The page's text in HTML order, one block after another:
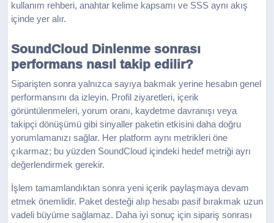
kullanım rehberi, anahtar kelime kapsamı ve SSS aynı akış
içinde yer alır.
SoundCloud Dinlenme sonrası
performans nasıl takip edilir?
Siparişten sonra yalnızca sayıya bakmak yerine hesabın genel
performansını da izleyin. Profil ziyaretleri, içerik
görüntülenmeleri, yorum oranı, kaydetme davranışı veya
takipçi dönüşümü gibi sinyaller paketin etkisini daha doğru
yorumlamanızı sağlar. Her platform aynı metrikleri öne
çıkarmaz; bu yüzden SoundCloud içindeki hedef metriği ayrı
değerlendirmek gerekir.
İşlem tamamlandıktan sonra yeni içerik paylaşmaya devam
etmek önemlidir. Paket desteği alıp hesabı pasif bırakmak uzun
vadeli büyüme sağlamaz. Daha iyi sonuç için sipariş sonrası